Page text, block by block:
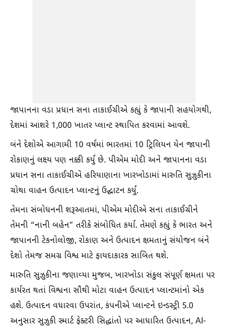
જાપાનના વડા પ્રધાન સના તાકાઈચીએ કહ્યું કે જાપાની સહયોગથી,
દેશમાં આશરે 1,000 ખાતર પ્લાન્ટ સ્થાપિત કરવામાં આવશે.
બંને દેશોએ આગામી 10 વર્ષમાં ભારતમાં 10 ટ્રિલિયન યેન જાપાની
રોકાણનું લક્ષ્‍ય પણ નક્કી કર્યું છે. પીએમ મોદી અને જાપાનના વડા
પ્રધાન સના તાકાઈચીએ હરિયાણાના ખારખોડામાં મારુતિ સુઝુકીના
ચોથા વાહન ઉત્પાદન પ્લાન્ટનું ઉદ્ઘાટન કર્યું.
તેમના સંબોધનની શરૂઆતમાં, પીએમ મોદીએ સના તાકાઈચીને
તેમની “નાની બહેન” તરીકે સંબોધિત કર્યા. તેમણે કહ્યું કે ભારત અને
જાપાનની ટેકનોલોજી, રોકાણ અને ઉત્પાદન ક્ષમતાનું સંયોજન બંને
દેશો તેમજ સમગ્ર વિશ્વ માટે ફાયદાકારક સાબિત થશે.
મારુતિ સુઝુકીના જણાવ્યા મુજબ, ખારખોડા સંકુલ સંપૂર્ણ ક્ષમતા પર
કાર્યરત થતાં વિશ્વના સૌથી મોટા વાહન ઉત્પાદન પ્લાન્ટમાંનો એક
હશે. ઉત્પાદન વધારવા ઉપરાંત, કંપનીએ પ્લાન્ટને ઇન્ડસ્ટ્રી 5.0
અનુસાર સુઝુકી સ્માર્ટ ફેક્ટરી સિદ્ધાંતો પર આધારિત ઉત્પાદન, AI-